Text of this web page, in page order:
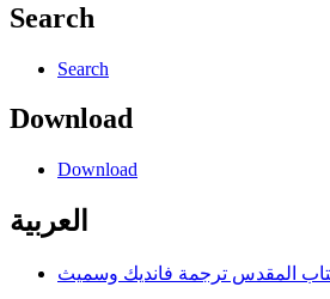
Search
Search
Download
Download
العربية